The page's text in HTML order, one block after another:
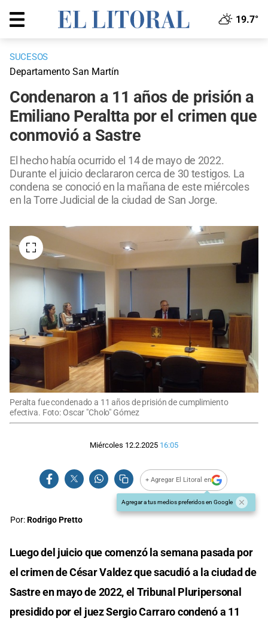
19.7°
SUCESOS
Departamento San Martín
Condenaron a 11 años de prisión a
Emiliano Peraltta por el crimen que
conmovió a Sastre
El hecho había ocurrido el 14 de mayo de 2022.
Durante el juicio declararon cerca de 30 testigos. La
condena se conoció en la mañana de este miércoles
en la Torre Judicial de la ciudad de San Jorge.
Peralta fue condenado a 11 años de prisión de cumplimiento
efectiva. Foto: Oscar "Cholo" Gómez
Miércoles 12.2.2025 16:05
+ Agregar El Litoral en
Agregar a tus medios preferidos en Google
Por:Rodrigo Pretto
Luego del juicio que comenzó la semana pasada por
el crimen de César Valdez que sacudió a la ciudad de
Sastre en mayo de 2022, el Tribunal Pluripersonal
presidido por el juez Sergio Carraro condenó a 11